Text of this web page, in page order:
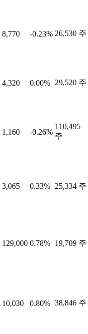
8,770 -0.23% 26,530 주
4,320 0.00% 29,520 주
1,160 -0.26%
110,495
주
3,065 0.33% 25,334 주
129,000 0.78% 19,709 주
10,030 0.80% 38,846 주